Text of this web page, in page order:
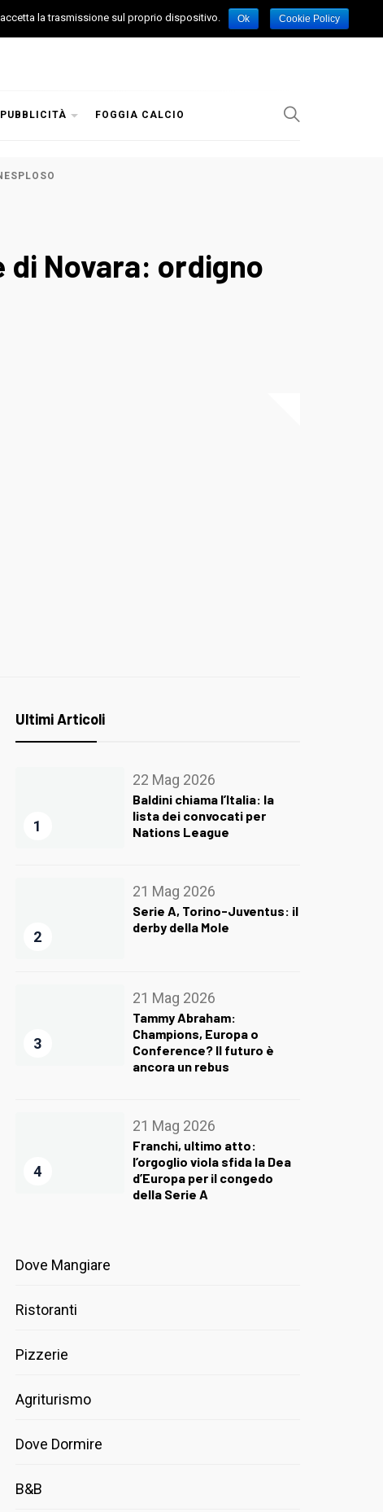
PUBBLICITÀ FOGGIA CALCIO
di Novara: ordigno
Ultimi Articoli
1
22 Mag 2026
Baldini chiama l’Italia: la
lista dei convocati per
Nations League
2
21 Mag 2026
Serie A, Torino-Juventus: il
derby della Mole
3
21 Mag 2026
Tammy Abraham:
Champions, Europa o
Conference? Il futuro è
ancora un rebus
4
21 Mag 2026
Franchi, ultimo atto:
l’orgoglio viola sfida la Dea
d’Europa per il congedo
della Serie A
Dove Mangiare
Ristoranti
Pizzerie
Agriturismo
Dove Dormire
B&B
la trasmissione sul proprio dispositivo. Ok Cookie Policy